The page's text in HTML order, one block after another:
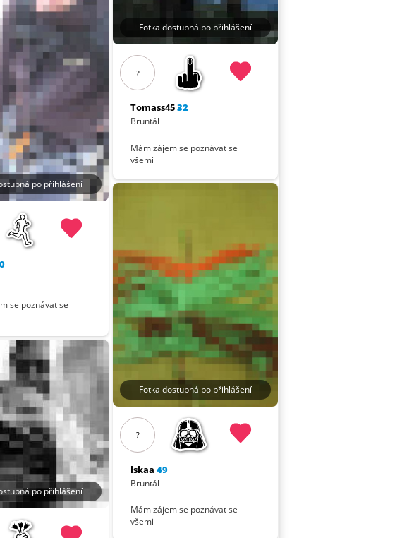
po přihlášení
se poznávat se
po přihlášení
Fotka dostupná po přihlášení
?
Tomass4532
Bruntál
Mám zájem se poznávat se
všemi
Fotka dostupná po přihlášení
?
lskaa 49
Bruntál
Mám zájem se poznávat se
všemi